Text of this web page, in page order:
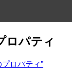
ロパティ
ロパティ”